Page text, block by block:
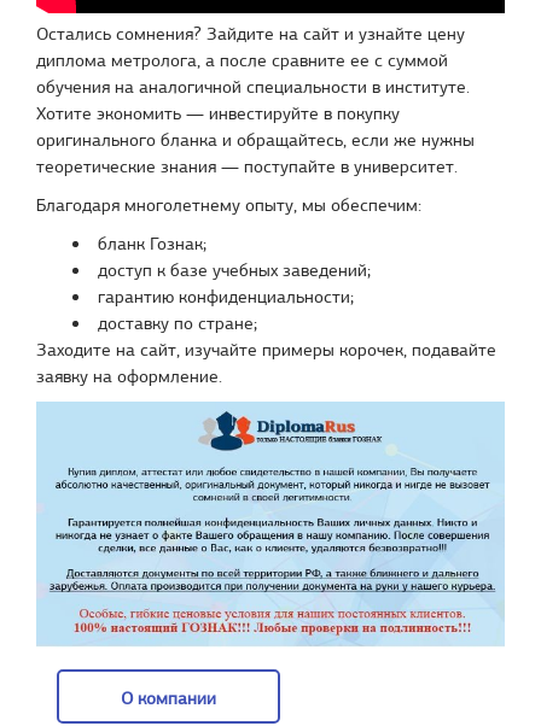
Остались сомнения? Зайдите на сайт и узнайте цену
диплома метролога, а после сравните ее с суммой
обучения на аналогичной специальности в институте.
Хотите экономить — инвестируйте в покупку
оригинального бланка и обращайтесь, если же нужны
теоретические знания — поступайте в университет.
Благодаря многолетнему опыту, мы обеспечим:
бланк Гознак;
доступ к базе учебных заведений;
гарантию конфиденциальности;
доставку по стране;
Заходите на сайт, изучайте примеры корочек, подавайте
заявку на оформление.
О компании